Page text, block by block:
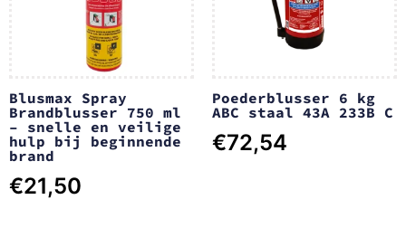
Blusmax Spray
Brandblusser 750 ml
– snelle en veilige
hulp bij beginnende
brand
€21,50
Poederblusser 6 kg
ABC staal 43A 233B C
€72,54